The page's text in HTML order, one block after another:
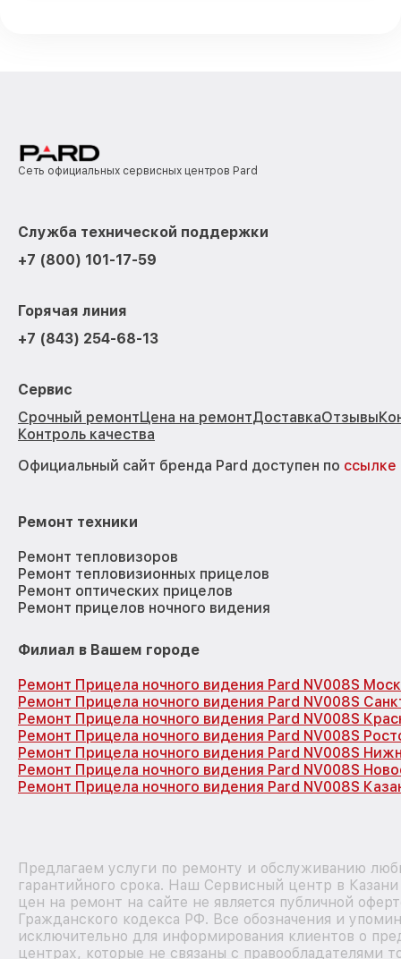
Сеть официальных сервисных центров Pard
Служба технической поддержки
+7 (800) 101-17-59
Горячая линия
+7 (843) 254-68-13
Сервис
Срочный ремонтЦена на ремонтДоставкаОтзывы
Контроль качества
Официальный сайт бренда Pard доступен по ссылке
Ремонт техники
Ремонт тепловизоров
Ремонт тепловизионных прицелов
Ремонт оптических прицелов
Ремонт прицелов ночного видения
Филиал в Вашем городе
Ремонт Прицела ночного видения Pard NV008S
Ремонт Прицела ночного видения Pard NV008S
Ремонт Прицела ночного видения Pard NV008S
Ремонт Прицела ночного видения Pard NV008S
Ремонт Прицела ночного видения Pard NV008S
Ремонт Прицела ночного видения Pard NV008S
Ремонт Прицела ночного видения Pard NV008S
Предлагаем услуги по ремонту и обслуживанию
гарантийного срока. Наш Сервисный центр в
цен на ремонт на сайте не является публичной
Гражданского кодекса РФ. Все обозначения и
исключительно для информирования клиентов о
центрах, которые не связаны с правообладателями